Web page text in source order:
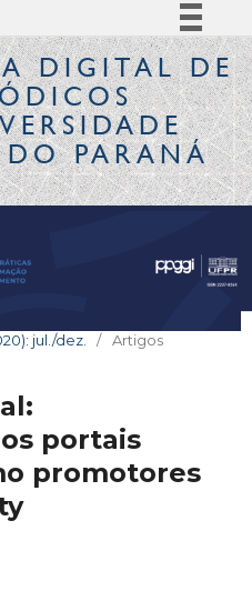
Simplifique!
Comunica BR
Participe
Acesso à informação
Legislação
DIGITALDE
DO PARANÁ
jul./dez. / Artigos
portais
promotores